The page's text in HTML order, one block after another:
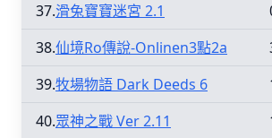
37.滑兔寶寶迷宮 2.1
38.仙境Ro傳說-Onlinen3點2a
39.牧場物語 Dark Deeds 6
40.眾神之戰 Ver 2.11